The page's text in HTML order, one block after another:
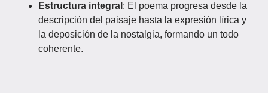
Estructura integral : El poema progresa desde la
descripción del paisaje hasta la expresión lírica y
la deposición de la nostalgia, formando un todo
coherente.